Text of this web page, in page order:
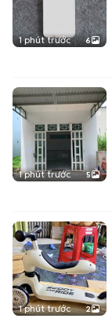
1 phút trước 6
1 phút trước 5
1 phút trước 2